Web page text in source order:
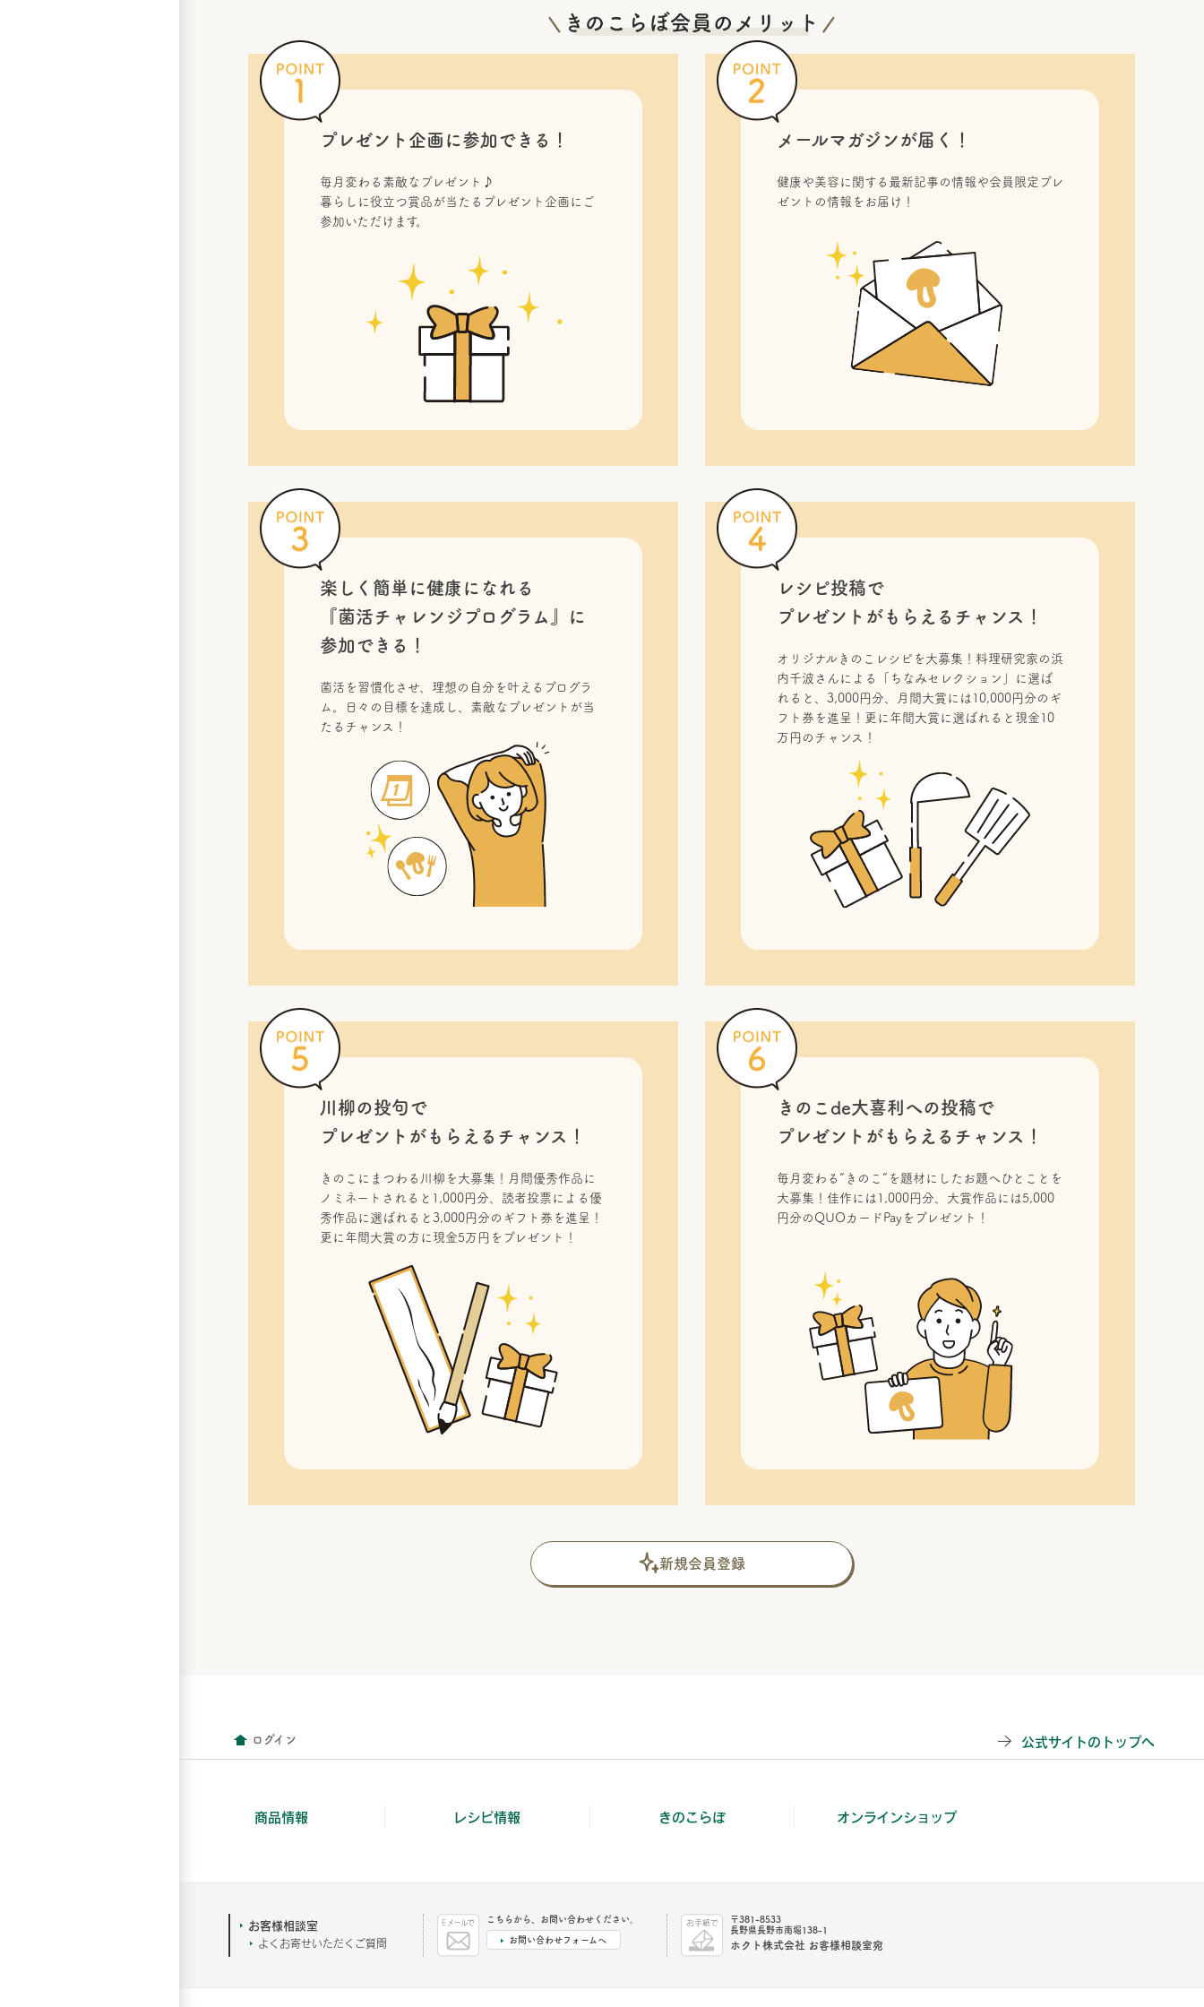
プレゼント企画に参加できる！
毎月変わる素敵なプレゼント♪
暮らしに役立つ賞品が当たるプレゼント企画にご
参加いただけます。
メールマガジンが届く！
健康や美容に関する最新記事の情報や会員限定プレ
ゼントの情報をお届け！
楽しく簡単に健康になれる
『菌活チャレンジプログラム』に
参加できる！
菌活を習慣化させ、理想の自分を叶えるプログラ
ム。日々の目標を達成し、素敵なプレゼントが当
たるチャンス！
レシピ投稿で
プレゼントがもらえるチャンス！
オリジナルきのこレシピを大募集！料理研究家の浜
内千波さんによる「ちなみセレクション」に選ば
れると、3,000円分、月間大賞には10,000円分のギ
フト券を進呈！更に年間大賞に選ばれると現金10
万円のチャンス！
川柳の投句で
プレゼントがもらえるチャンス！
きのこにまつわる川柳を大募集！月間優秀作品に
ノミネートされると1,000円分、読者投票による優
秀作品に選ばれると3,000円分のギフト券を進呈！
更に年間大賞の方に現金5万円をプレゼント！
きのこde大喜利への投稿で
プレゼントがもらえるチャンス！
毎月変わる“きのこ”を題材にしたお題へひとことを
大募集！佳作には1,000円分、大賞作品には5,000
円分のQUOカードPayをプレゼント！
新規会員登録
公式サイトのトップへ
ログイン
商品情報 レシピ情報 きのこらぼ オンラインショップ
お客様相談室
よくお寄せいただくご質問
こちらから、お問い合わせください。
お問い合わせフォームへ
〒381-8533
長野県長野市南堀138-1
ホクト株式会社 お客様相談室宛